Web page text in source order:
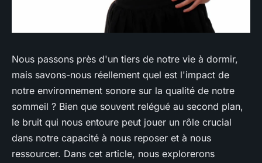
Nous passons près d'un tiers de notre vie à dormir,
mais savons-nous réellement quel est l'impact de
notre environnement sonore sur la qualité de notre
sommeil ? Bien que souvent relégué au second plan,
le bruit qui nous entoure peut jouer un rôle crucial
dans notre capacité à nous reposer et à nous
ressourcer. Dans cet article, nous explorerons